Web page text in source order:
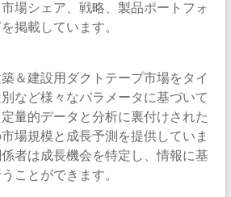
場シェア、戦略、製品ポートフォ
掲載しています。
＆建設用ダクトテープ市場をタイ
など様々なパラメータに基づいて
量的データと分析に裏付けされた
場規模と成長予測を提供していま
者は成長機会を特定し、情報に基
ことができます。